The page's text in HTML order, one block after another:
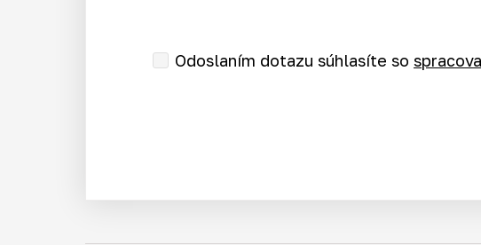
Odoslaním dotazu súhlasíte so